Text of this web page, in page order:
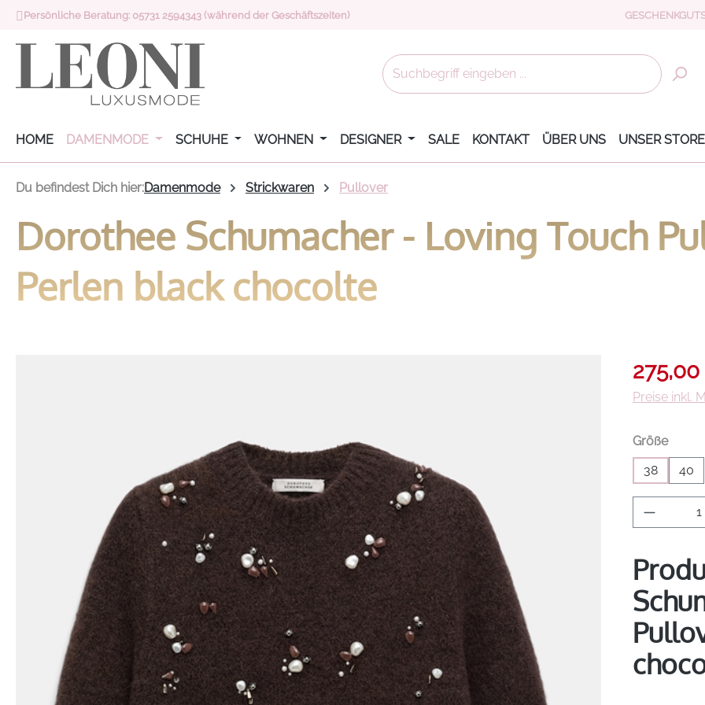
Hauptinhalt springen
Zur Suche springen
Zur Hauptnavigation springen
Persönliche Beratung: 05731 2594343 (während der Geschäftszeiten)
HOME DAMENMODE SCHUHE WOHNEN DESIGNER SALE KONTAKT ÜBER UNS UNSER STORE
Du befindest Dich hier:Damenmode Strickwaren Pullover
Dorothee Schumacher - Loving Touch
Perlen black chocolte
Preise inkl.
Größe
38
40